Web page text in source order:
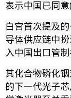
表示中国已同意
白宫首次提及
导体供应链中
入中国出口管制
其化合物磷化
的下一代光子